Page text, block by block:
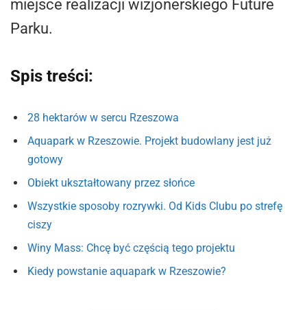
miejsce realizacji wizjonerskiego Future
Parku.
Spis treści:
28 hektarów w sercu Rzeszowa
Aquapark w Rzeszowie. Projekt budowlany jest już
gotowy
Obiekt ukształtowany przez słońce
Wszystkie sposoby rozrywki. Od Kids Clubu po strefę
ciszy
Winy Mass: Chcę być częścią tego projektu
Kiedy powstanie aquapark w Rzeszowie?